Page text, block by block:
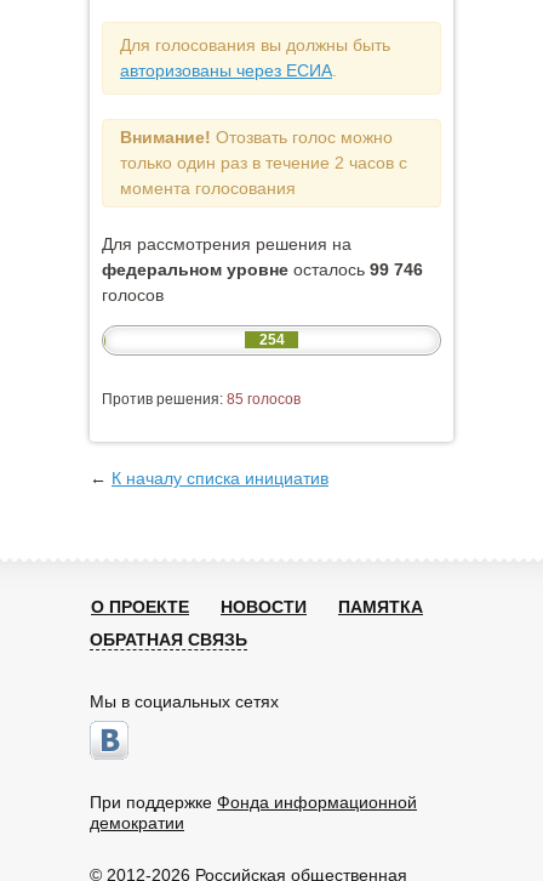
Для голосования вы должны быть
авторизованы через ЕСИА
Внимание! Отозвать голос можно
только один раз в течение 2 часов с
момента голосования
Для рассмотрения решения на
федеральном уровне осталось 99 746
голосов
254
Против решения: 85 голосов
← К началу списка инициатив
© 2012-2026 Российская общественная
О ПРОЕКТЕ НОВОСТИ
ПАМЯТКА
ОБРАТНАЯ СВЯЗЬ
Мы в социальных сетях
При поддержке Фонда информационной
демократии